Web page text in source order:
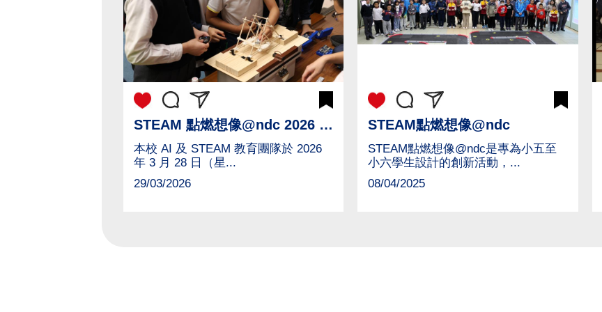
STEAM 點燃想像@ndc 2026 —— AI 防震大橋工程挑戰賽
本校 AI 及 STEAM 教育團隊於 2026
年 3 月 28 日（星...
29/03/2026
STEAM點燃想像@ndc
STEAM點燃想像@ndc是專為小五至
小六學生設計的創新活動，...
08/04/2025